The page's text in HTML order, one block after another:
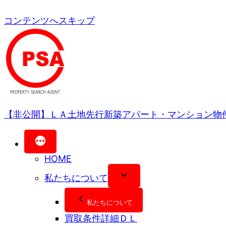
コンテンツへスキップ
【非公開】ＬＡ土地先行新築アパート・マンション物
HOME
私たちについて
私たちについて
買取条件詳細ＤＬ